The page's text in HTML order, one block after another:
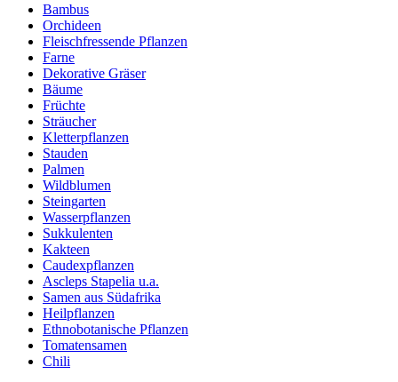
Bambus
Orchideen
Fleischfressende Pflanzen
Farne
Dekorative Gräser
Bäume
Früchte
Sträucher
Kletterpflanzen
Stauden
Palmen
Wildblumen
Steingarten
Wasserpflanzen
Sukkulenten
Kakteen
Caudexpflanzen
Ascleps Stapelia u.a.
Samen aus Südafrika
Heilpflanzen
Ethnobotanische Pflanzen
Tomatensamen
Chili